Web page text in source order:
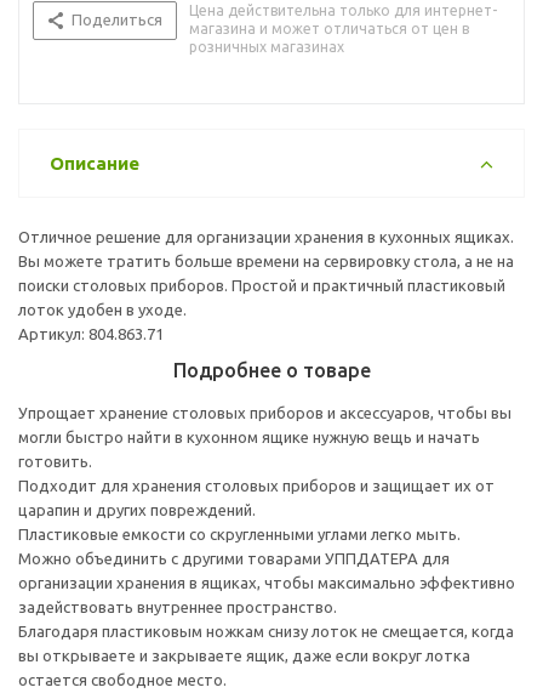
Поделиться
Цена действительна только для интернет-
магазина и может отличаться от цен в
розничных магазинах
Описание
Отличное решение для организации хранения в кухонных ящиках.
Вы можете тратить больше времени на сервировку стола, а не на
поиски столовых приборов. Простой и практичный пластиковый
лоток удобен в уходе.
Артикул: 804.863.71
Подробнее о товаре
Упрощает хранение столовых приборов и аксессуаров, чтобы вы
могли быстро найти в кухонном ящике нужную вещь и начать
готовить.
Подходит для хранения столовых приборов и защищает их от
царапин и других повреждений.
Пластиковые емкости со скругленными углами легко мыть.
Можно объединить с другими товарами УППДАТЕРА для
организации хранения в ящиках, чтобы максимально эффективно
задействовать внутреннее пространство.
Благодаря пластиковым ножкам снизу лоток не смещается, когда
вы открываете и закрываете ящик, даже если вокруг лотка
остается свободное место.